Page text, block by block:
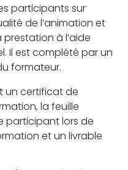
participants sur
de l’animation et
à l’aide
Il est complété par un
formateur.
un certificat de
la feuille
participant lors de
et un livrable